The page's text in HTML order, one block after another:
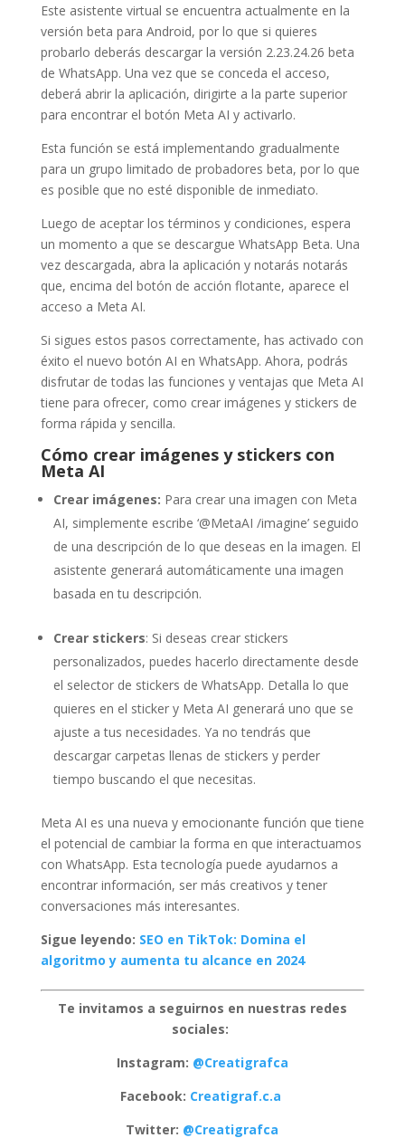
Este asistente virtual se encuentra actualmente en la
versión beta para Android, por lo que si quieres
probarlo deberás descargar la versión 2.23.24.26 beta
de WhatsApp. Una vez que se conceda el acceso,
deberá abrir la aplicación, dirigirte a la parte superior
para encontrar el botón Meta AI y activarlo.
Esta función se está implementando gradualmente
para un grupo limitado de probadores beta, por lo que
es posible que no esté disponible de inmediato.
Luego de aceptar los términos y condiciones, espera
un momento a que se descargue WhatsApp Beta. Una
vez descargada, abra la aplicación y notarás notarás
que, encima del botón de acción flotante, aparece el
acceso a Meta AI.
Si sigues estos pasos correctamente, has activado con
éxito el nuevo botón AI en WhatsApp. Ahora, podrás
disfrutar de todas las funciones y ventajas que Meta AI
tiene para ofrecer, como crear imágenes y stickers de
forma rápida y sencilla.
Cómo crear imágenes y stickers con
Meta AI
Crear imágenes: Para crear una imagen con Meta
AI, simplemente escribe ‘@MetaAI /imagine’ seguido
de una descripción de lo que deseas en la imagen. El
asistente generará automáticamente una imagen
basada en tu descripción.
Crear stickers: Si deseas crear stickers
personalizados, puedes hacerlo directamente desde
el selector de stickers de WhatsApp. Detalla lo que
quieres en el sticker y Meta AI generará uno que se
ajuste a tus necesidades. Ya no tendrás que
descargar carpetas llenas de stickers y perder
tiempo buscando el que necesitas.
Meta AI es una nueva y emocionante función que tiene
el potencial de cambiar la forma en que interactuamos
con WhatsApp. Esta tecnología puede ayudarnos a
encontrar información, ser más creativos y tener
conversaciones más interesantes.
Sigue leyendo: SEO en TikTok: Domina el
algoritmo y aumenta tu alcance en 2024
Te invitamos a seguirnos en nuestras redes
sociales:
Instagram: @Creatigrafca
Facebook: Creatigraf.c.a
Twitter: @Creatigrafca